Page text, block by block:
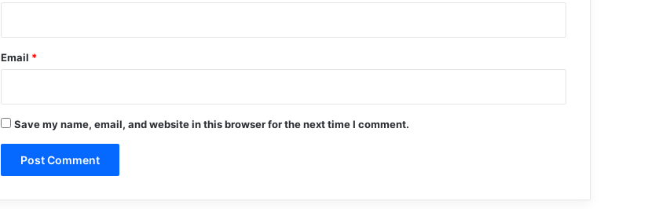
Email *
Save my name, email, and website in this browser for the next time I comment.